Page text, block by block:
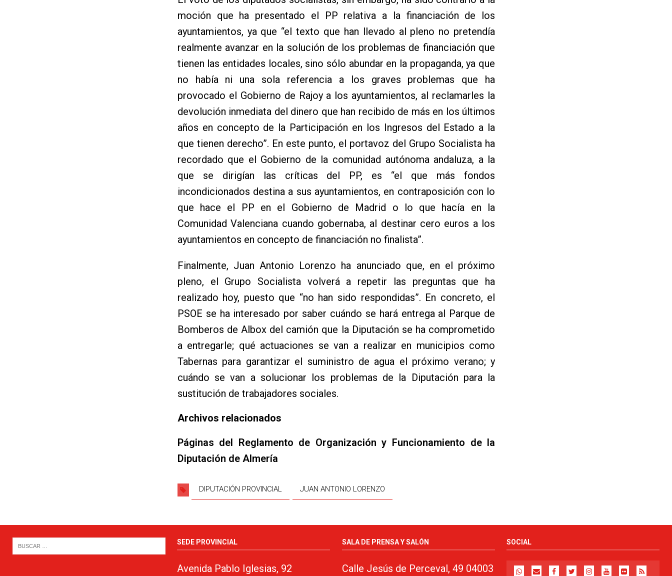
moción que ha presentado el PP relativa a la financiación de los
ayuntamientos, ya que “el texto que han llevado al pleno no pretendía
realmente avanzar en la solución de los problemas de financiación que
tienen las entidades locales, sino sólo abundar en la propaganda, ya que
no había ni una sola referencia a los graves problemas que ha
provocado el Gobierno de Rajoy a los ayuntamientos, al reclamarles la
devolución inmediata del dinero que han recibido de más en los últimos
años en concepto de la Participación en los Ingresos del Estado a la
que tienen derecho”. En este punto, el portavoz del Grupo Socialista ha
recordado que el Gobierno de la comunidad autónoma andaluza, a la
que se dirigían las críticas del PP, es “el que más fondos
incondicionados destina a sus ayuntamientos, en contraposición con lo
que hace el PP en el Gobierno de Madrid o lo que hacía en la
Comunidad Valenciana cuando gobernaba, al destinar cero euros a los
ayuntamientos en concepto de financiación no finalista”.
Finalmente, Juan Antonio Lorenzo ha anunciado que, en el próximo
pleno, el Grupo Socialista volverá a repetir las preguntas que ha
realizado hoy, puesto que “no han sido respondidas”. En concreto, el
PSOE se ha interesado por saber cuándo se hará entrega al Parque de
Bomberos de Albox del camión que la Diputación se ha comprometido
a entregarle; qué actuaciones se van a realizar en municipios como
Tabernas para garantizar el suministro de agua el próximo verano; y
cuándo se van a solucionar los problemas de la Diputación para la
sustitución de trabajadores sociales.
Archivos relacionados
Páginas del Reglamento de Organización y Funcionamiento de la
Diputación de Almería
DIPUTACIÓN PROVINCIAL JUAN ANTONIO LORENZO
SEDE PROVINCIAL
Avenida Pablo Iglesias, 92
SALA DE PRENSA Y SALÓN
Calle Jesús de Perceval, 49 04003
SOCIAL